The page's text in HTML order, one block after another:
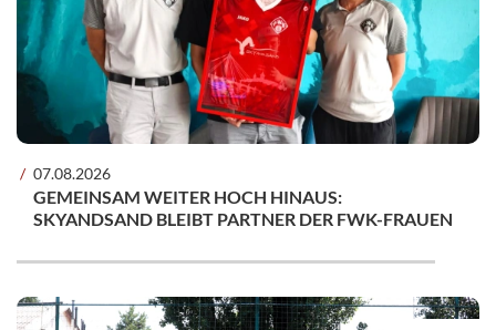
07.08.2026
GEMEINSAM WEITER HOCH HINAUS:
SKYANDSAND BLEIBT PARTNER DER FWK-FRAUEN